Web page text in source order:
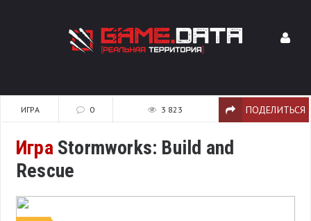
ИГРА 0 3 823 ПОДЕЛИТЬСЯ
ИграStormworks: Build and
Rescue